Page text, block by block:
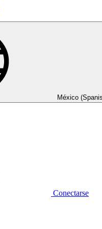
México
Conectarse